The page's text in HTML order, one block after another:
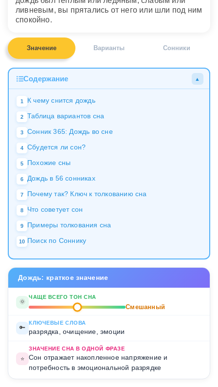
ливневым, вы прятались от него или шли под ним
спокойно.
Значение Варианты Сонники
Содержание ▲
1 К чему снится дождь
2 Таблица вариантов сна
3 Сонник 365: Дождь во сне
4 Сбудется ли сон?
5 Похожие сны
6 Дождь в 56 сонниках
7 Почему так? Ключ к толкованию сна
8 Что советует сон
9 Примеры толкования сна
10 Поиск по Соннику
Дождь: краткое значение
🌞
ЧАЩЕ ВСЕГО ТОН СНА
Смешанный
🔑
КЛЮЧЕВЫЕ СЛОВА
разрядка, очищение, эмоции
⭐
ЗНАЧЕНИЕ СНА В ОДНОЙ ФРАЗЕ
Сон отражает накопленное напряжение и
потребность в эмоциональной разрядке